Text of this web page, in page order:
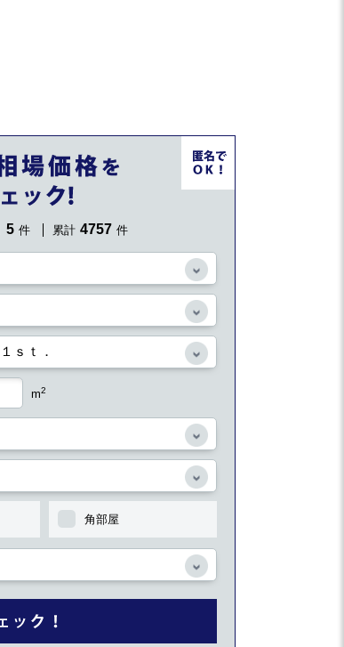
5 件 累計 4757 件
m2
角部屋